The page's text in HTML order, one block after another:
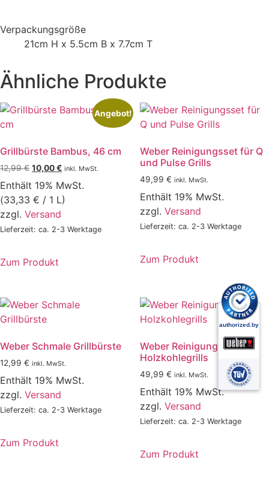
Verpackungsgröße
21cm H x 5.5cm B x 7.7cm T
Ähnliche Produkte
Angebot!
Grillbürste Bambus, 46 cm
12,99€ Ursprünglicher
war:
12,99 €
10,00€Aktueller
ist:
10,00 €.
inkl. MwSt.
Enthält 19% MwSt.
(33,33 € / 1 L)
zzgl. Versand
Lieferzeit: ca. 2-3 Werktage
Zum Produkt
Weber Reinigungsset für Q
und Pulse Grills
49,99 € inkl. MwSt.
Enthält 19% MwSt.
zzgl. Versand
Lieferzeit: ca. 2-3 Werktage
Zum Produkt
Weber Schmale Grillbürste
12,99 € inkl. MwSt.
Enthält 19% MwSt.
zzgl. Versand
Lieferzeit: ca. 2-3 Werktage
Zum Produkt
Weber Reinigungsset für
Holzkohlegrills
49,99 € inkl. MwSt.
Enthält 19% MwSt.
zzgl. Versand
Lieferzeit: ca. 2-3 Werktage
Zum Produkt